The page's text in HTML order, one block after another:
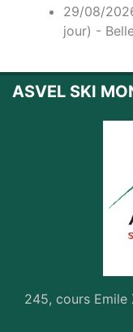
29/08/
jour) -
2026(1
31/08/
jour) -
05/09/
jour) -
05/09/
(2
10/09/
ASVEL SKI
245, cours Emile